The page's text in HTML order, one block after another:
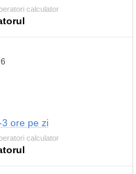
calculator
ore pe zi
calculator